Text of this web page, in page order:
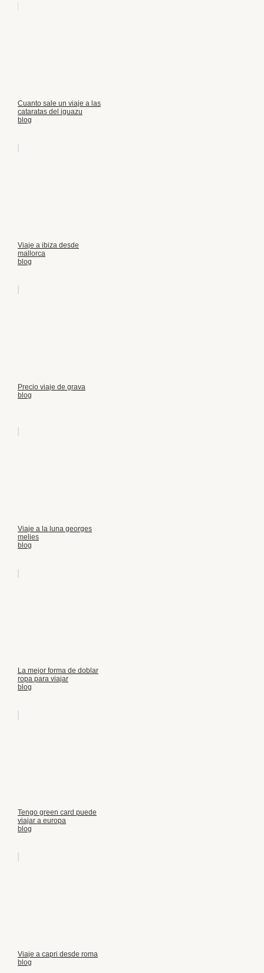
Cuanto sale un viaje a las
cataratas del iguazu
blog
Viaje a ibiza desde
mallorca
blog
Precio viaje de grava
blog
Viaje a la luna georges
melies
blog
La mejor forma de doblar
ropa para viajar
blog
Tengo green card puede
viajar a europa
blog
Viaje a capri desde roma
blog